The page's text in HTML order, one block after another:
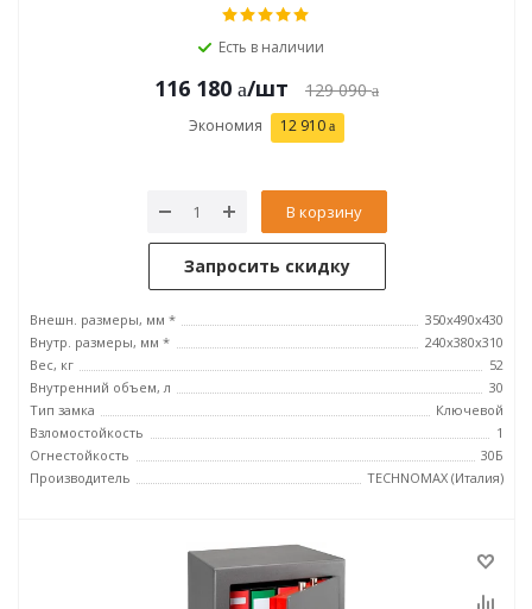
Есть в наличии
116 180 /шт 129 090
Экономия 12 910
В корзину
Запросить скидку
Внешн. размеры, мм *
350х490х430
Внутр. размеры, мм *
240х380х310
Вес, кг
52
Внутренний объем, л
30
Тип замка
Ключевой
Взломостойкость
1
Огнестойкость
30Б
Производитель
TECHNOMAX (Италия)